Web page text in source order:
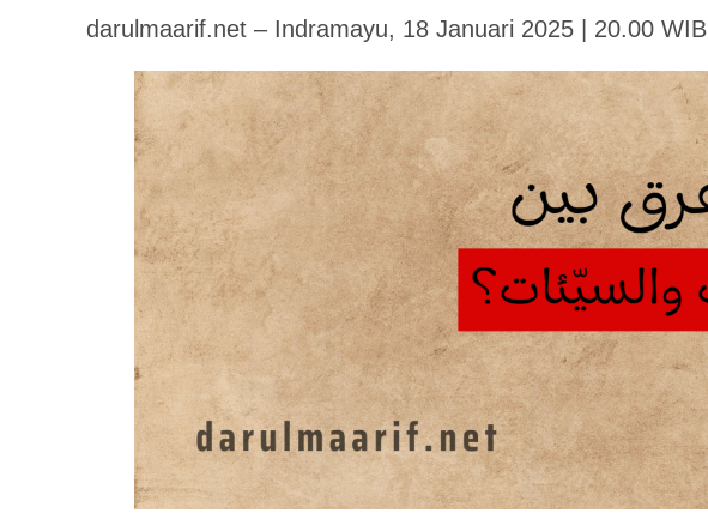
darulmaarif.net – Indramayu, 18 Januari 2025 | 20.00 WIB